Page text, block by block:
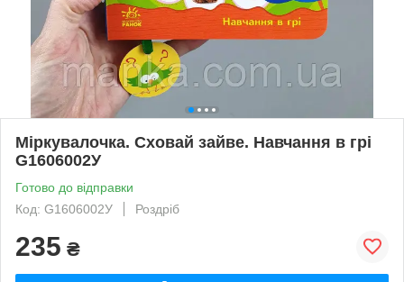
Міркувалочка. Сховай зайве. Навчання в грі
G1606002У
Готово до відправки
Код: G1606002У
Роздріб
235 ₴